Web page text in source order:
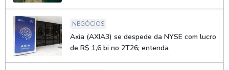
NEGÓCIOS
Axia (AXIA3) se despede da NYSE com lucro
de R$ 1,6 bi no 2T26; entenda